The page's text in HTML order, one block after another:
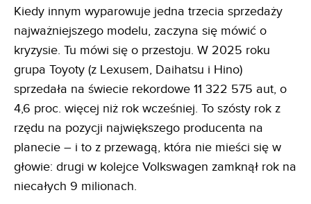
Kiedy innym wyparowuje jedna trzecia sprzedaży
najważniejszego modelu, zaczyna się mówić o
kryzysie. Tu mówi się o przestoju. W 2025 roku
grupa Toyoty (z Lexusem, Daihatsu i Hino)
sprzedała na świecie rekordowe 11 322 575 aut, o
4,6 proc. więcej niż rok wcześniej. To szósty rok z
rzędu na pozycji największego producenta na
planecie – i to z przewagą, która nie mieści się w
głowie: drugi w kolejce Volkswagen zamknął rok na
niecałych 9 milionach.